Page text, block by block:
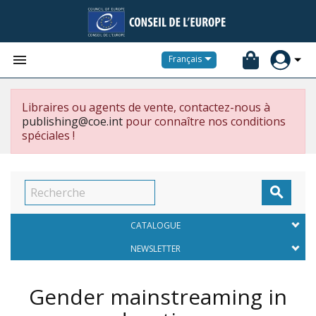
 Français
Libraires ou agents de vente, contactez-nous à
publishing@coe.int pour connaître nos conditions
spéciales !

CATALOGUE
NEWSLETTER
Gender mainstreaming in